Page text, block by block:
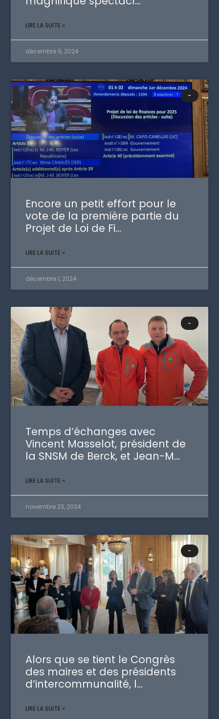
LIRE LA SUITE »
décembre 9, 2024
-
Encore un petit effort pour le
vote de la première partie du
Projet de Loi de Fi…
LIRE LA SUITE »
décembre 1, 2024
-
Temps d’échanges avec
Vincent Masselot, président de
la SNSM de Berck, et Jean-M…
LIRE LA SUITE »
novembre 23, 2024
-
Alors que se tient le Congrès
des maires et des présidents
d’intercommunalité, l…
LIRE LA SUITE »